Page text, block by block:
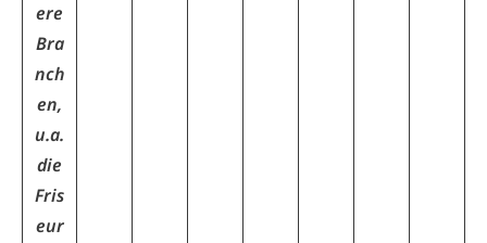
ere
Bra
nch
en,
u.a.
die
Fris
eur